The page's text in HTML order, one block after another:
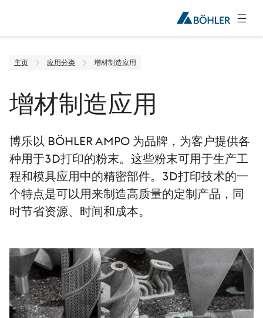
主页 应用分类 增材制造应用
增材制造应用
博乐以 BÖHLER AMPO 为品牌，为客户提供各
种用于3D打印的粉末。这些粉末可用于生产工
程和模具应用中的精密部件。3D打印技术的一
个特点是可以用来制造高质量的定制产品，同
时节省资源、时间和成本。